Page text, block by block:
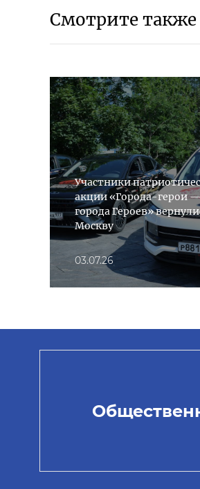
Смотрите также
Участники
акции «Города-герои
города Героев»
Москву
03.07.26